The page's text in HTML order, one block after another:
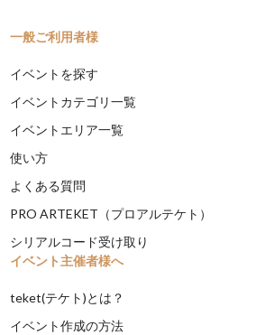
一般ご利用者様
イベントを探す
イベントカテゴリ一覧
イベントエリア一覧
使い方
よくある質問
PRO ARTEKET（プロアルテケト）
シリアルコード受け取り
イベント主催者様へ
teket(テケト)とは？
イベント作成の方法